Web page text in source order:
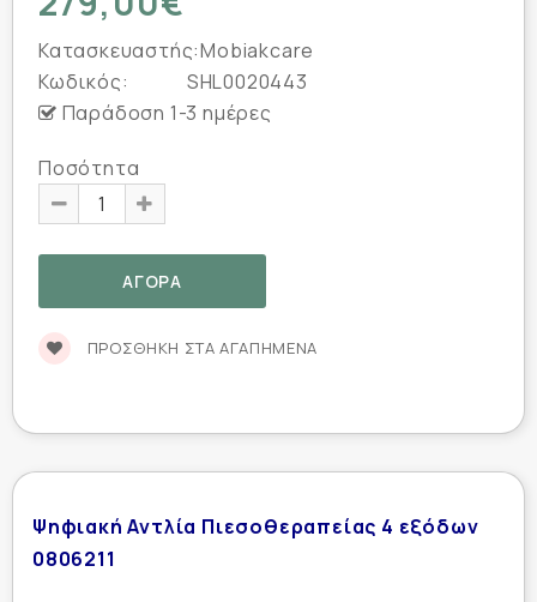
Κατασκευαστής:Mobiakcare
Κωδικός:
SHL0020443
Παράδοση 1-3 ημέρες
Ποσότητα
ΠΡΟΣΘΉΚΗ ΣΤΑ ΑΓΑΠΗΜΈΝΑ
Ψηφιακή Αντλία Πιεσοθεραπείας 4 εξόδων
0806211